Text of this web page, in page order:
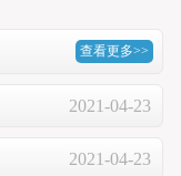
查看更多>>
2021-04-23
2021-04-23